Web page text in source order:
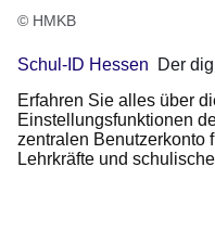
© HMKB
Schul-ID Hessen
Der
Erfahren Sie alles über
Einstellungsfunktionen
zentralen Benutzerkonto
Lehrkräfte und